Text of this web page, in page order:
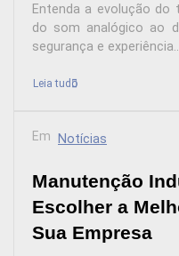
Entenda a evolução do
do som analógico ao
segurança e
Leia tudo
Em Notícias
Manutenção
Escolher a
Sua Empresa